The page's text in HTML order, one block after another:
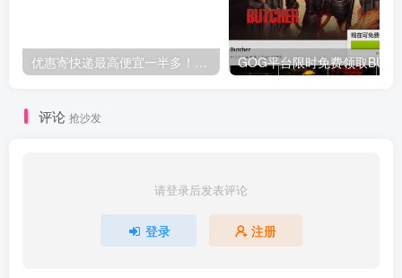
评论 抢沙发
请登录后发表评论
登录 注册